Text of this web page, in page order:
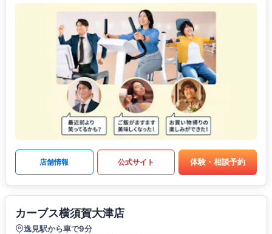
店舗情報 公式サイト 体験・相談予約
カーブス横須賀大津店
逸見駅から車で9分